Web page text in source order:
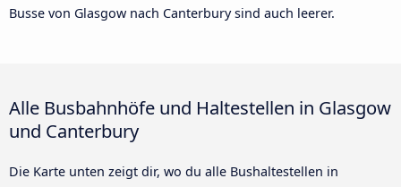
Busse von Glasgow nach Canterbury sind auch leerer.
Alle Busbahnhöfe und Haltestellen in Glasgow
und Canterbury
Die Karte unten zeigt dir, wo du alle Bushaltestellen in